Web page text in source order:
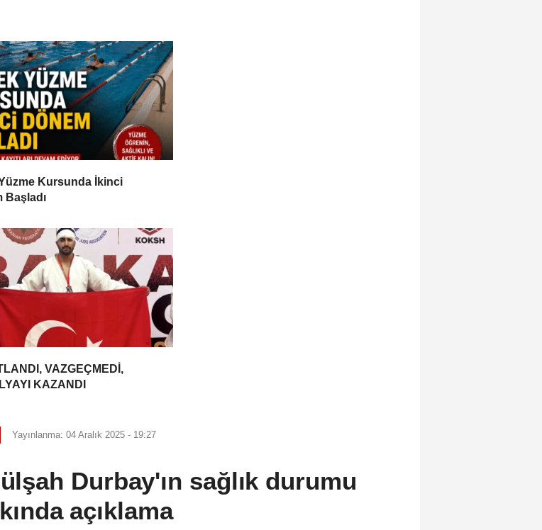
Kursunda İkinci
Başladı
VAZGEÇMEDİ,
KAZANDI
Yayınlanma: 04 Aralık 2025 - 19:27
Durbay'ın sağlık durumu
açıklama